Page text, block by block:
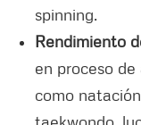
spinning.
Rendimiento
en proceso
como